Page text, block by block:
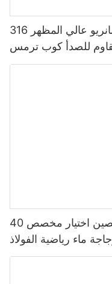
كوب محمول برسوم كرتونية سانريو عالي المظهر 316
للصدأ كوب ترمس
للأطفال
الصين اختيار مخصص 40oz 32oz واسعة الفم جدار
ماء رياضية الفولاذ
للصدأ مع غطاء صنبور